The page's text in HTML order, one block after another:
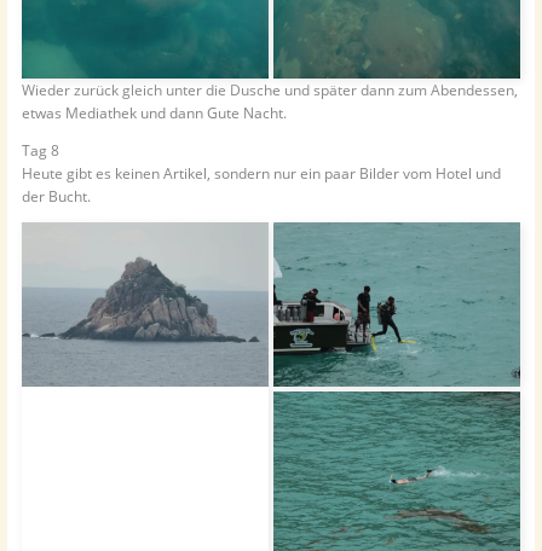
Wieder zurück gleich unter die Dusche und später dann zum Abendessen,
etwas Mediathek und dann Gute Nacht.
Tag 8
Heute gibt es keinen Artikel, sondern nur ein paar Bilder vom Hotel und
der Bucht.